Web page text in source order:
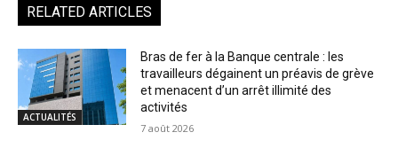
RELATED ARTICLES
ACTUALITÉS
Bras de fer à la Banque centrale : les
travailleurs dégainent un préavis de grève
et menacent d’un arrêt illimité des
activités
7 août 2026